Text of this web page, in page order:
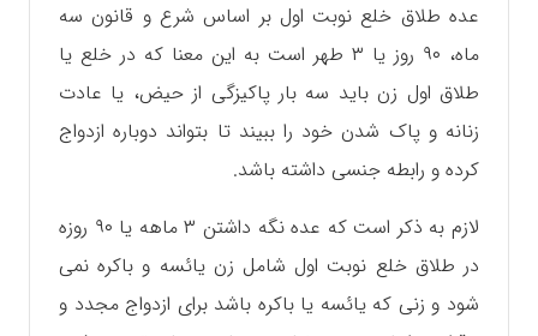
عده طلاق خلع نوبت اول بر اساس شرع و قانون سه
ماه، ۹۰ روز یا ۳ طهر است به این معنا که در خلع یا
طلاق اول زن باید سه بار پاکیزگی از حیض، یا عادت
زنانه و پاک شدن خود را ببیند تا بتواند دوباره ازدواج
کرده و رابطه جنسی داشته باشد.
لازم به ذکر است که عده نگه داشتن ۳ ماهه یا ۹۰ روزه
در طلاق خلع نوبت اول شامل زن یائسه و باکره نمی
شود و زنی که یائسه یا باکره باشد برای ازدواج مجدد و